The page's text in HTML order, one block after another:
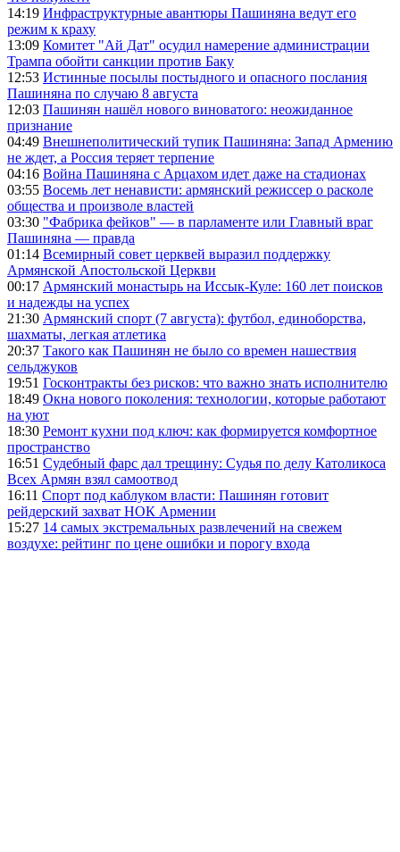
14:19 Инфраструктурные авантюры Пашиняна ведут его
режим к краху
13:09 Комитет "Ай Дат" осудил намерение администрации
Трампа обойти санкции против Баку
12:53 Истинные посылы постыдного и опасного послания
Пашиняна по случаю 8 августа
12:03 Пашинян нашёл нового виноватого: неожиданное
признание
04:49 Внешнеполитический тупик Пашиняна: Запад Армению
не ждет, а Россия теряет терпение
04:16 Война Пашиняна с Арцахом идет даже на стадионах
03:55 Восемь лет ненависти: армянский режиссер о расколе
общества и произволе властей
03:30 "Фабрика фейков" — в парламенте или Главный враг
Пашиняна — правда
01:14 Всемирный совет церквей выразил поддержку
Армянской Апостольской Церкви
00:17 Армянский монастырь на Иссык-Куле: 160 лет поисков
и надежды на успех
21:30 Армянский спорт (7 августа): футбол, единоборства,
шахматы, легкая атлетика
20:37 Такого как Пашинян не было со времен нашествия
сельджуков
19:51 Госконтракты без рисков: что важно знать исполнителю
18:49 Окна нового поколения: технологии, которые работают
на уют
18:30 Ремонт кухни под ключ: как формируется комфортное
пространство
16:51 Судебный фарс дал трещину: Судья по делу Католикоса
Всех Армян взял самоотвод
16:11 Спорт под каблуком власти: Пашинян готовит
рейдерский захват НОК Армении
15:27 14 самых экстремальных развлечений на свежем
воздухе: рейтинг по цене ошибки и порогу входа